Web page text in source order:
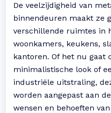
De veelzijdigheid van
binnendeuren maakt ze
verschillende ruimtes in
woonkamers, keukens,
kantoren. Of het nu gaat
minimalistische look of
industriële uitstraling,
worden aangepast aan
wensen en behoeften